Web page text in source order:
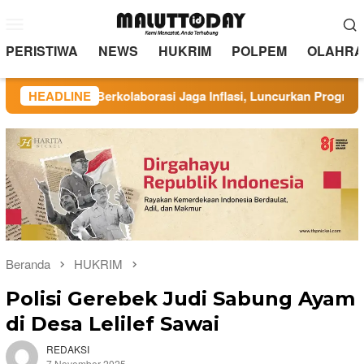
kontenMobile
PERISTIWA NEWS HUKRIM POLPEM
HEADLINE
Berkolaborasi Jaga Inflasi, Luncurkan Program Rindang
Beranda HUKRIM
Polisi Gerebek Judi Sabung Ayam
di Desa Lelilef Sawai
REDAKSI